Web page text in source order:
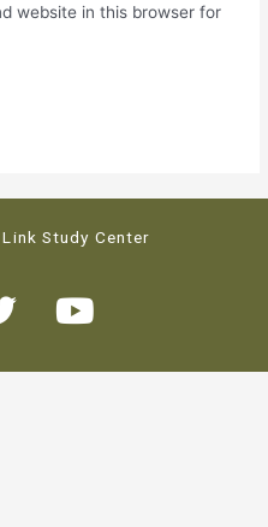
website in this browser for
Study Center